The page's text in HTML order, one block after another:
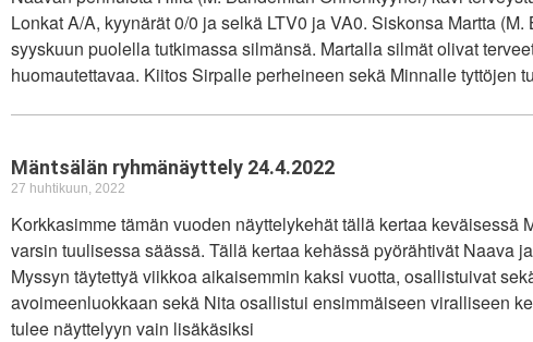
Lonkat A/A, kyynärät 0/0 ja selkä LTV0 ja VA0. Siskonsa Martta
syyskuun puolella tutkimassa silmänsä. Martalla silmät olivat
huomautettavaa. Kiitos Sirpalle perheineen sekä Minnalle tyttöjen
Mäntsälän ryhmänäyttely 24.4.2022
27 huhtikuun, 2022
Korkkasimme tämän vuoden näyttelykehät tällä kertaa keväisessä
varsin tuulisessa säässä. Tällä kertaa kehässä pyörähtivät Naava
Myssyn täytettyä viikkoa aikaisemmin kaksi vuotta, osallistuivat
avoimeenluokkaan sekä Nita osallistui ensimmäiseen viralliseen
tulee näyttelyyn vain lisäkäsiksi